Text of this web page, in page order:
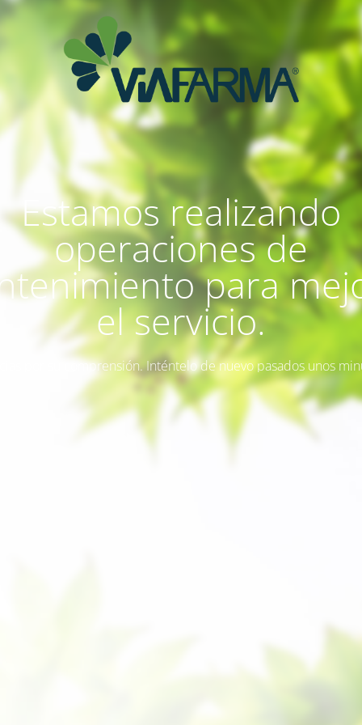
Estamos realizando
operaciones de
para
el servicio.
por su comprensión. Inténtelo de nuevo pasados unos